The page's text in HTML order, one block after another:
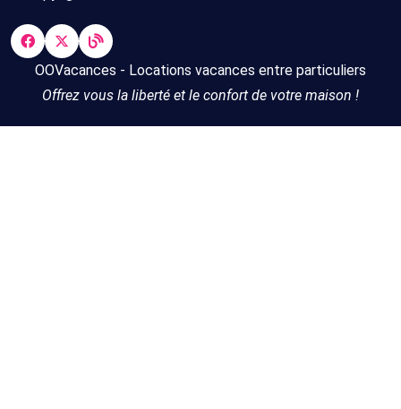
OOVacances - Locations vacances entre particuliers
Offrez vous la liberté et le confort de votre maison !